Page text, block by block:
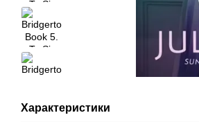
Характеристики